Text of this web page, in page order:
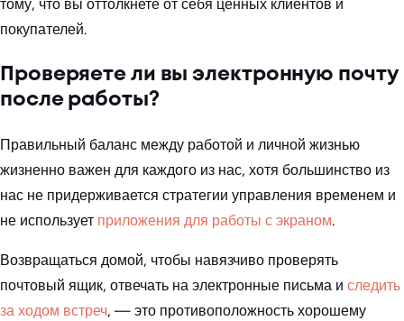
тому, что вы оттолкнете от себя ценных клиентов и
покупателей.
Проверяете ли вы электронную почту
после работы?
Правильный баланс между работой и личной жизнью
жизненно важен для каждого из нас, хотя большинство из
нас не придерживается стратегии управления временем и
не использует приложения для работы с экраном.
Возвращаться домой, чтобы навязчиво проверять
почтовый ящик, отвечать на электронные письма и следить
за ходом встреч, — это противоположность хорошему